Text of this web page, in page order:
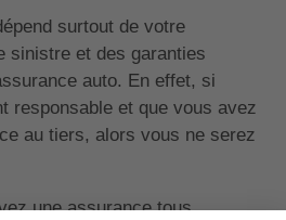
surtout de votre
sinistre et des garanties
auto. En effet, si
responsable et que vous avez
au tiers, alors vous ne serez
une assurance tous